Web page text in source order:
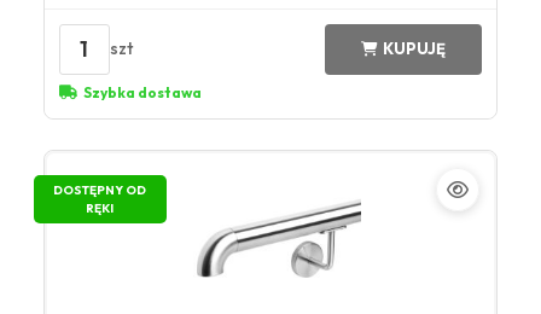
1 szt KUPUJĘ
Szybka dostawa
DOSTĘPNY OD
RĘKI